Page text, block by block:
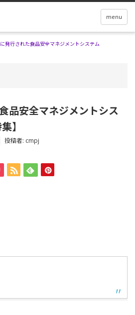
menu
発行された食品安全マネジメントシステム
品安全マネジメントシス
】
投稿者: cmpj